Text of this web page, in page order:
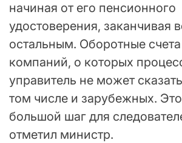
начиная от его пенсионного
удостоверения, заканчивая
остальным. Оборотные
компаний, о которых
управитель не может
том числе и зарубежных.
большой шаг для
отметил министр.